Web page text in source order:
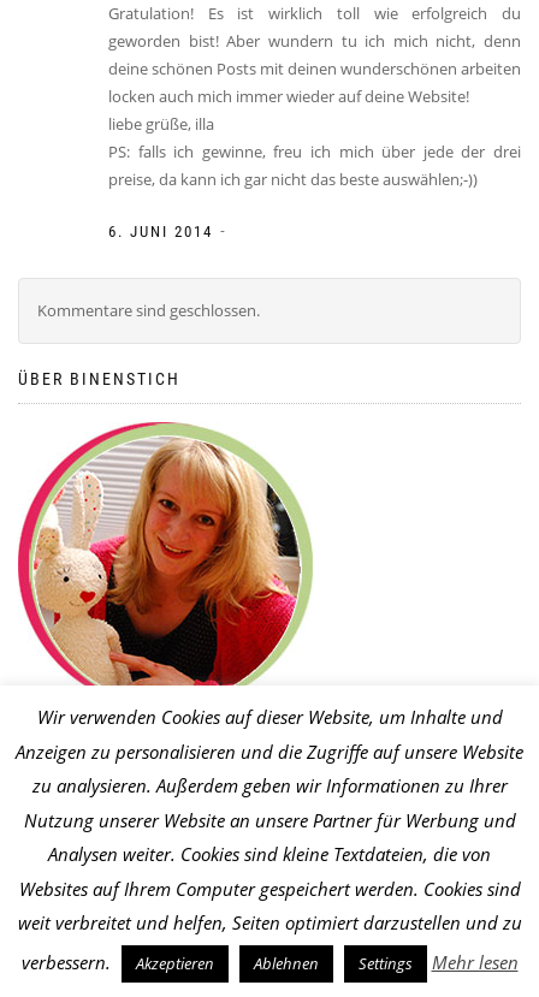
Gratulation! Es ist wirklich toll wie erfolgreich du
geworden bist! Aber wundern tu ich mich nicht, denn
deine schönen Posts mit deinen wunderschönen arbeiten
locken auch mich immer wieder auf deine Website!
liebe grüße, illa
PS: falls ich gewinne, freu ich mich über jede der drei
preise, da kann ich gar nicht das beste auswählen;-))
6. JUNI 2014 -
Kommentare sind geschlossen.
ÜBER BINENSTICH
Hallo, ich heiße Sabine und ich entwerfe Stofftiere, Kuschelfreunde
und kleine Näh- und Nettikeiten. Hier im Blog zeige ich außerdem, was
ich sonst noch so zum Anziehen nähe. Dazu schöne Bastel- und DIY-
Ideen, Ausflugstipps und mehr aus unserem Alltag. Schön, dass du da
bist und viel Spaß!
BINENSTICH IM INTERNET
Wir verwenden Cookies auf dieser Website, um Inhalte und
Anzeigen zu personalisieren und die Zugriffe auf unsere Website
zu analysieren. Außerdem geben wir Informationen zu Ihrer
Nutzung unserer Website an unsere Partner für Werbung und
Analysen weiter. Cookies sind kleine Textdateien, die von
Websites auf Ihrem Computer gespeichert werden. Cookies sind
weit verbreitet und helfen, Seiten optimiert darzustellen und zu
verbessern.
Akzeptieren Ablehnen Settings Mehr lesen